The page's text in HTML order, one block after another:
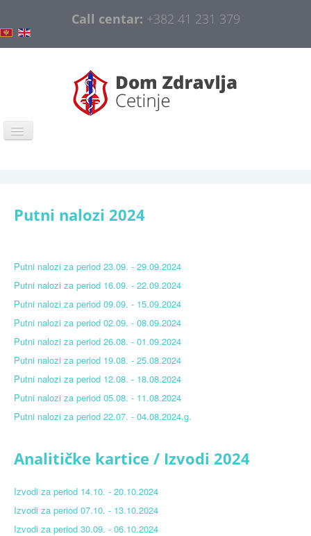
Call centar: +382 41 231 379
General information
Information and Education
Public procurement
Blog
Contact
Tenders
ISO 9001:2016
Putni nalozi 2024
Putni nalozi za period 23.09. - 29.09.2024
Putni nalozi za period 16.09. - 22.09.2024
Putni nalozi za period 09.09. - 15.09.2024
Putni nalozi za period 02.09. - 08.09.2024
Putni nalozi za period 26.08. - 01.09.2024
Putni nalozi za period 19.08. - 25.08.2024
Putni nalozi za period 12.08. - 18.08.2024
Putni nalozi za period 05.08. - 11.08.2024
Putni nalozi za period 22.07. - 04.08.2024.g.
Analitičke kartice / Izvodi 2024
Izvodi za period 14.10. - 20.10.2024
Izvodi za period 07.10. - 13.10.2024
Izvodi za period 30.09. - 06.10.2024